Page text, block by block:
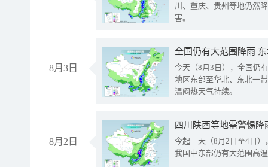
川、重庆、贵州等地仍然
害。
8月3日
全国仍有大范围降雨
今天（8月3日），全国仍
地区东部至华北、东北一
温闷热天气持续。
8月2日
今起三天（8月2日至4日
我国中东部仍有大范围高